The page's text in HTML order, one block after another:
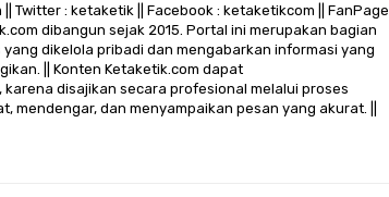
Twitter : ketaketik || Facebook : ketaketikcom || FanPage
dibangun sejak 2015. Portal ini merupakan bagian
dikelola pribadi dan mengabarkan informasi yang
|| Konten Ketaketik.com dapat
disajikan secara profesional melalui proses
mendengar, dan menyampaikan pesan yang akurat. ||